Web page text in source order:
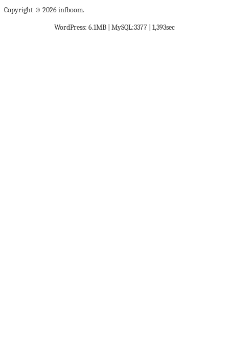
Copyright © 2026 infboom.
WordPress: 6.1MB | MySQL:3377 | 1,393sec